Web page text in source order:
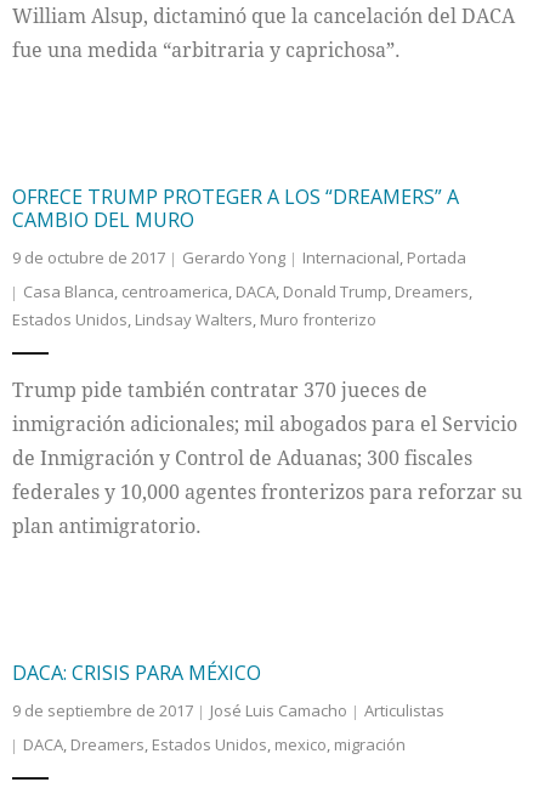
William Alsup, dictaminó que la cancelación del DACA
fue una medida “arbitraria y caprichosa”.
OFRECE TRUMP PROTEGER A LOS “DREAMERS” A
CAMBIO DEL MURO
9 de octubre de 2017 Gerardo Yong Internacional, Portada
Casa Blanca, centroamerica, DACA, Donald Trump, Dreamers,
Estados Unidos, Lindsay Walters, Muro fronterizo
Trump pide también contratar 370 jueces de
inmigración adicionales; mil abogados para el Servicio
de Inmigración y Control de Aduanas; 300 fiscales
federales y 10,000 agentes fronterizos para reforzar su
plan antimigratorio.
DACA: CRISIS PARA MÉXICO
9 de septiembre de 2017 José Luis Camacho
Articulistas
DACA, Dreamers, Estados Unidos, mexico, migración